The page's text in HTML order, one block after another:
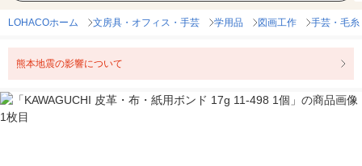
LOHACOホーム 文房具・オフィス・手芸 学用品 図画工作 手芸・毛糸
熊本地震の影響について